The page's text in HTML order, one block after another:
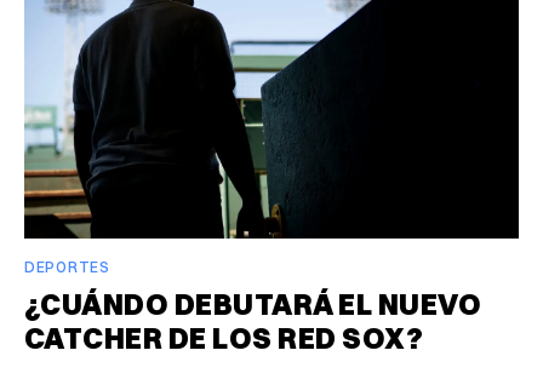
DEPORTES
¿CUÁNDO DEBUTARÁ EL NUEVO
CATCHER DE LOS RED SOX?